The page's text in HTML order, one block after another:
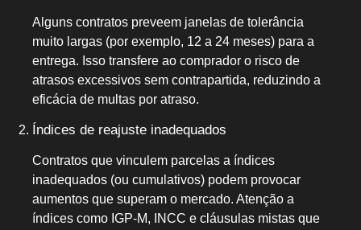
Alguns contratos preveem janelas de tolerância
muito largas (por exemplo, 12 a 24 meses) para a
entrega. Isso transfere ao comprador o risco de
atrasos excessivos sem contrapartida, reduzindo a
eficácia de multas por atraso.
Índices de reajuste inadequados
Contratos que vinculem parcelas a índices
inadequados (ou cumulativos) podem provocar
aumentos que superam o mercado. Atenção a
índices como IGP-M, INCC e cláusulas mistas que